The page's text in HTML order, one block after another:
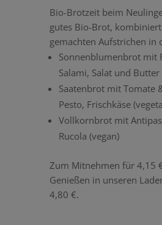
Bio-Brotzeit beim
gutes Bio-Brot,
gemachten Aufstrichen in
Sonnenblumenbrot mit
Salami, Salat und Butter
Saatenbrot mit Tomate
Pesto, Frischkäse
Vollkornbrot mit
Rucola (vegan)
Zum Mitnehmen für 4,15
Genießen in unseren
4,80 €.